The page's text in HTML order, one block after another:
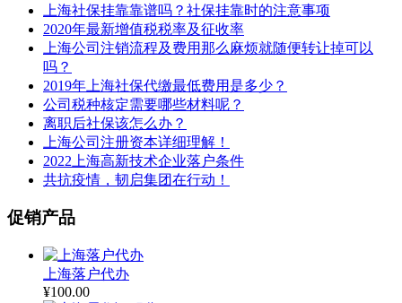
上海社保挂靠靠谱吗？社保挂靠时的注意事项
2020年最新增值税税率及征收率
上海公司注销流程及费用那么麻烦就随便转让掉可以
吗？
2019年上海社保代缴最低费用是多少？
公司税种核定需要哪些材料呢？
离职后社保该怎么办？
上海公司注册资本详细理解！
2022上海高新技术企业落户条件
共抗疫情，韧启集团在行动！
促销产品
上海落户代办
¥100.00